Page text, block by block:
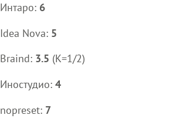
Интаро: 6
Idea Nova: 5
Braind: 3.5 (K=1/2)
Иностудио: 4
nopreset: 7